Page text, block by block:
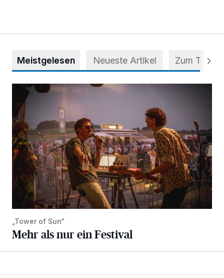
Meistgelesen Neueste Artikel Zum Thema
Mehr als nur ein Festival
„Tower of Sun“
Mehr als nur ein Festival